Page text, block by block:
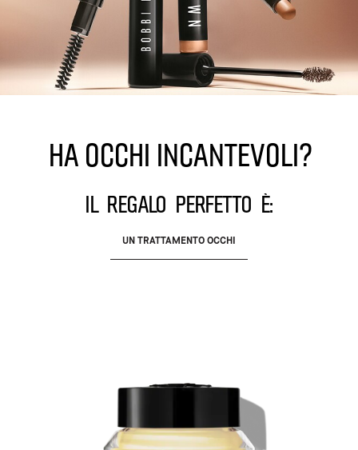
Ha occhi incantevoli?
Il regalo perfetto è:
UN TRATTAMENTO OCCHI